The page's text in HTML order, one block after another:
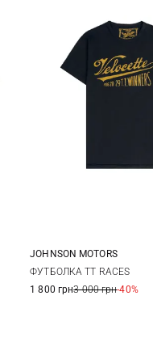
M L
JOHNSON MOTORS
ФУТБОЛКА TT RACES
1 800 грн3 000 грн-40%